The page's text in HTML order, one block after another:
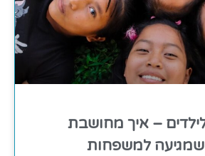
לילדים – איך מחושבת
למשפחות